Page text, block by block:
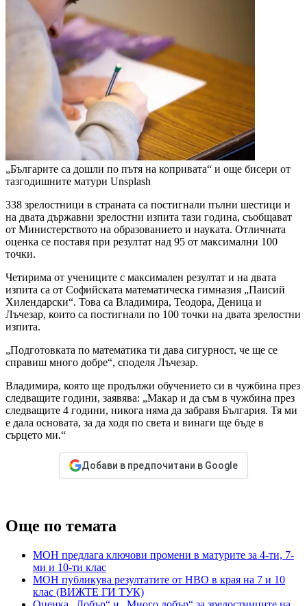
„Българите са дошли по пътя на копривата“ и още бисери от
тазгодишните матури Unsplash
338 зрелостници в страната са постигнали пълни шестици и
на двата държавни зрелостни изпита тази година, съобщават
от Министерството на образованието и науката. Отличната
оценка се поставя при резултат над 95 от максимални 100
точки.
Четирима от учениците с максимален резултат и на двата
изпита са от Софийската математическа гимназия „Паисий
Хилендарски“. Това са Владимира, Теодора, Деница и
Лъчезар, които са постигнали по 100 точки на двата зрелостни
изпита.
„Подготовката по математика ти дава сигурност, че ще се
справиш много добре“, споделя Лъчезар.
Владимира, която ще продължи обучението си в чужбина през
следващите години, заявява: „Макар и да съм в чужбина през
следващите 4 години, никога няма да забравя България. Тя ми
е дала основата, за да ходя по света и винаги ще бъде в
сърцето ми.“
Добави в предпочитани в Google
Още по темата
МОН предлага ключови промени в матурите за 4-ти, 7-
ми и 10-ти клас
МОН публикува резултатите от НВО в края на 7 и 10
клас (ВИЖТЕ ГИ ТУК)